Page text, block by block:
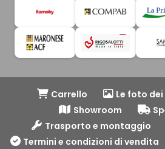
Carrello
Le foto
Showroom
Trasporto e montaggio
Termini e condizioni di vendita